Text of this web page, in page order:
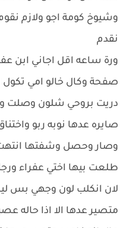
وشيوخ كومة اجو ولازم
نقدم
ورة ساعه اقل اجاني ابن
صفحة وكال خالو امي تكول
دريت بروحي شلون وصلت
صايره عدها نوبه ربو
وصار وحصل وشفتها
طلعت بيها اختي عفراء
لان انكلب لون وجهي بس
متصير عدها الا اذا حاله